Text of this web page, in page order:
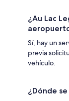
¿Au Lac
Sí, hay un
previa
vehículo.
¿Dónde